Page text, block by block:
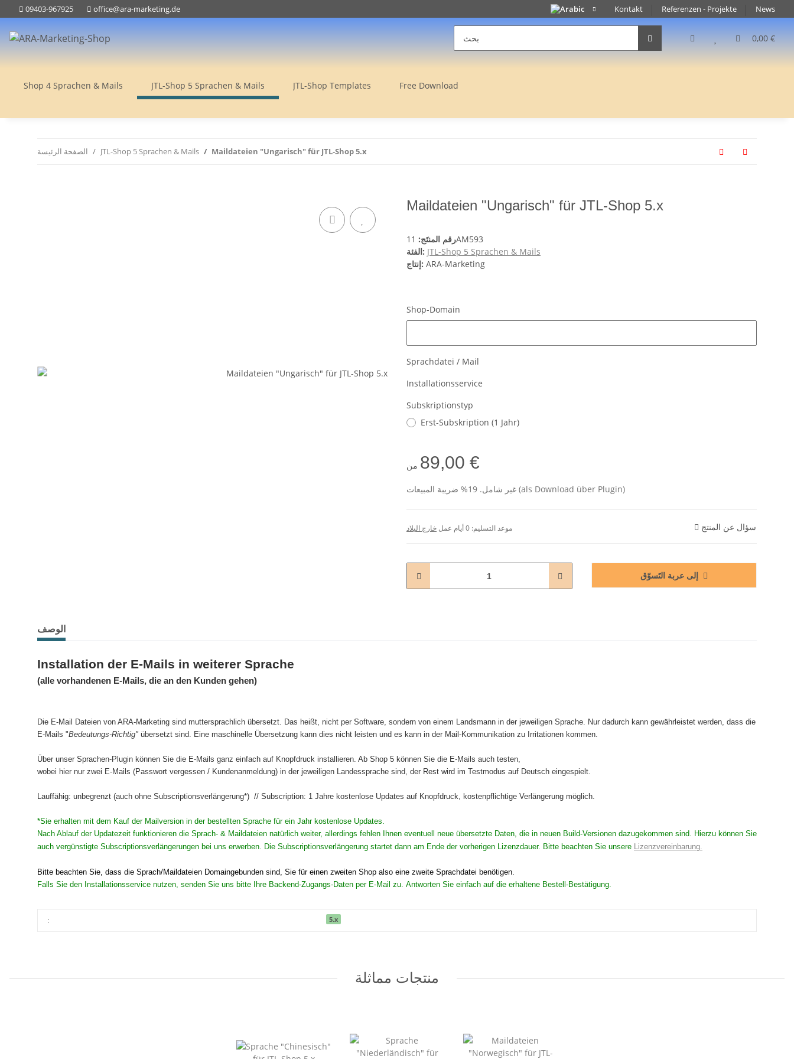
Kontakt Referenzen - Projekte News
09403-967925 office@ara-marketing.de
0,00 €
Shop 4 Sprachen & Mails JTL-Shop 5 Sprachen & Mails JTL-Shop Templates Free Download
الصفحة الرئيسة JTL-Shop 5 Sprachen & Mails Maildateien "Ungarisch" für JTL-Shop 5.x
Maildateien "Ungarisch" für JTL-Shop 5.x
رقم المنتَج:11AM593
الفئة: JTL-Shop 5 Sprachen & Mails
إنتاج: ARA-Marketing
Shop-Domain
Sprachdatei / Mail
Installationsservice
Subskriptionstyp
Erst-Subskription (1 Jahr)
89,00 €
غير شامل. 19% ضريبة المبيعات (als Download über Plugin)
موعد التسليم: 0 أيام عمل خارج البلاد سؤال عن المنتج
إلى عربة التَسوّق
الوصف
Installation der E-Mails in weiterer Sprache
(alle vorhandenen E-Mails, die an den Kunden gehen)
Die E-Mail Dateien von ARA-Marketing sind muttersprachlich übersetzt. Das heißt, nicht per Software, sondern von einem Landsmann in der jeweiligen Sprache. Nur dadurch kann gewährleistet werden, dass die
E-Mails "Bedeutungs-Richtig" übersetzt sind. Eine maschinelle Übersetzung kann dies nicht leisten und es kann in der Mail-Kommunikation zu Irritationen kommen.
Über unser Sprachen-Plugin können Sie die E-Mails ganz einfach auf Knopfdruck installieren. Ab Shop 5 können Sie die E-Mails auch testen,
wobei hier nur zwei E-Mails (Passwort vergessen / Kundenanmeldung) in der jeweiligen Landessprache sind, der Rest wird im Testmodus auf Deutsch eingespielt.
Lauffähig: unbegrenzt (auch ohne Subscriptionsverlängerung*) // Subscription: 1 Jahre kostenlose Updates auf Knopfdruck, kostenpflichtige Verlängerung möglich.
*Sie erhalten mit dem Kauf der Mailversion in der bestellten Sprache für ein Jahr kostenlose Updates.
Nach Ablauf der Updatezeit funktionieren die Sprach- & Maildateien natürlich weiter, allerdings fehlen Ihnen eventuell neue übersetzte Daten, die in neuen Build-Versionen dazugekommen sind. Hierzu können Sie
auch vergünstigte Subscriptionsverlängerungen bei uns erwerben. Die Subscriptionsverlängerung startet dann am Ende der vorherigen Lizenzdauer. Bitte beachten Sie unsere Lizenzvereinbarung.
Bitte beachten Sie, dass die Sprach/Maildateien Domaingebunden sind, Sie für einen zweiten Shop also eine zweite Sprachdatei benötigen.
Falls Sie den Installationsservice nutzen, senden Sie uns bitte Ihre Backend-Zugangs-Daten per E-Mail zu. Antworten Sie einfach auf die erhaltene Bestell-Bestätigung.
: 5.x
منتجات مماثلة